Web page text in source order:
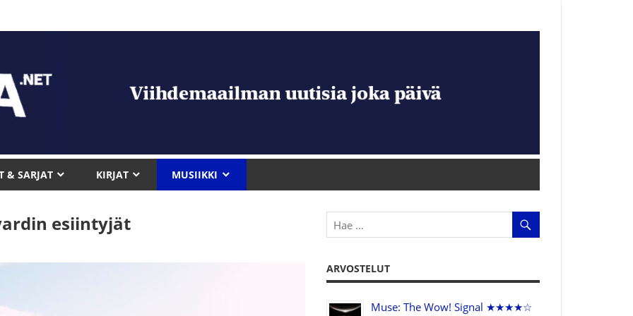
& SARJAT KIRJAT MUSIIKKI
esiintyjät
ARVOSTELUT
Muse: The Wow! Signal ★★★★☆